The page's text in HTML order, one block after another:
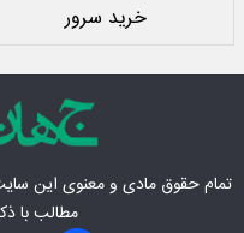
خرید سرور
تمام حقوق مادی‌ و معنوی این
مطالب با